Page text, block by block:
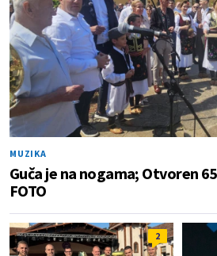
MUZIKA
Guča je na nogama; Otvoren
FOTO
2